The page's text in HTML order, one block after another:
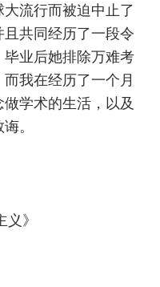
流行而被迫中止了
共同经历了一段令
业后她排除万难考
我在经历了一个月
学术的生活，以及
。
》